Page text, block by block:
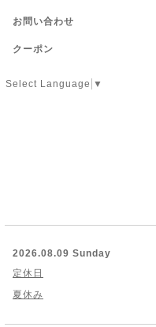
お問い合わせ
クーポン
Select Language ▼
2026.08.09 Sunday
定休日
夏休み